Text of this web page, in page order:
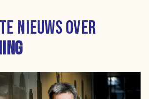
NIEUWS OVER